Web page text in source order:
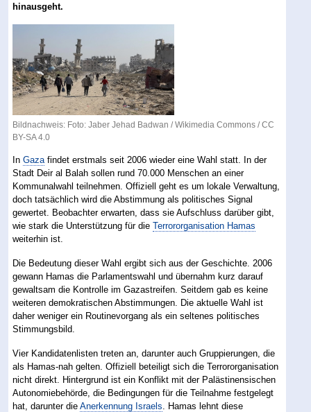
hinausgeht.
Bildnachweis: Foto: Jaber Jehad Badwan /Wikimedia Commons /CC
BY-SA 4.0
InGaza findet erstmals seit 2006 wieder eine Wahl statt. In der
Stadt Deir al Balah sollen rund 70.000 Menschen an einer
Kommunalwahl teilnehmen. Offiziell geht es um lokale Verwaltung,
doch tatsächlich wird die Abstimmung als politisches Signal
gewertet. Beobachter erwarten, dass sie Aufschluss darüber gibt,
wie stark die Unterstützung für dieTerrororganisation Hamas
weiterhin ist.
Die Bedeutung dieser Wahl ergibt sich aus der Geschichte. 2006
gewann Hamas die Parlamentswahl und übernahm kurz darauf
gewaltsam die Kontrolle im Gazastreifen. Seitdem gab es keine
weiteren demokratischen Abstimmungen. Die aktuelle Wahl ist
daher weniger ein Routinevorgang als ein seltenes politisches
Stimmungsbild.
Vier Kandidatenlisten treten an, darunter auch Gruppierungen, die
als Hamas-nah gelten. Offiziell beteiligt sich die Terrororganisation
nicht direkt. Hintergrund ist ein Konflikt mit der Palästinensischen
Autonomiebehörde, die Bedingungen für die Teilnahme festgelegt
hat, darunter dieAnerkennung Israels . Hamas lehnt diese